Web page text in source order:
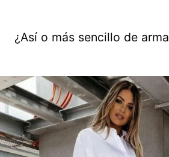
¿Así o más sencillo de